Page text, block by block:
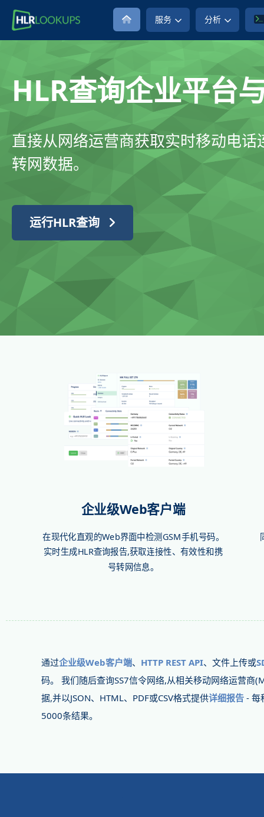
服务 分析
HLR查询企业平台
直接从网络运营商获取实时移动电话
转网数据。
运行HLR查询
企业级Web客户端
在现代化直观的Web界面中检测GSM手机号码。
实时生成HLR查询报告,获取连接性、有效性和携
号转网信息。
通过企业级Web客户端、 HTTP REST API、文件上传或
码。 我们随后查询SS7信令网络,从相关移动网络运营商
据,并以JSON、HTML、PDF或CSV格式提供详细报告 - 每
5000条结果。